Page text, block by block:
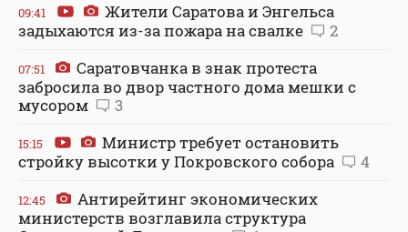
09:41
Жители Саратова и Энгельса
задыхаются из-за пожара на свалке
2
07:51
Саратовчанка в знак протеста
забросила во двор частного дома мешки с
мусором
3
15:15
Министр требует остановить
стройку высотки у Покровского собора
4
12:45
Антирейтинг экономических
министерств возглавила структура